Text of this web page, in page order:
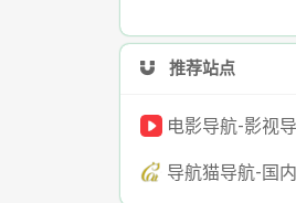
推荐站点
电影导航-影视导航-电影搜索-影视搜索-电影站收录
导航猫导航-国内专业的技术资源网分类平台